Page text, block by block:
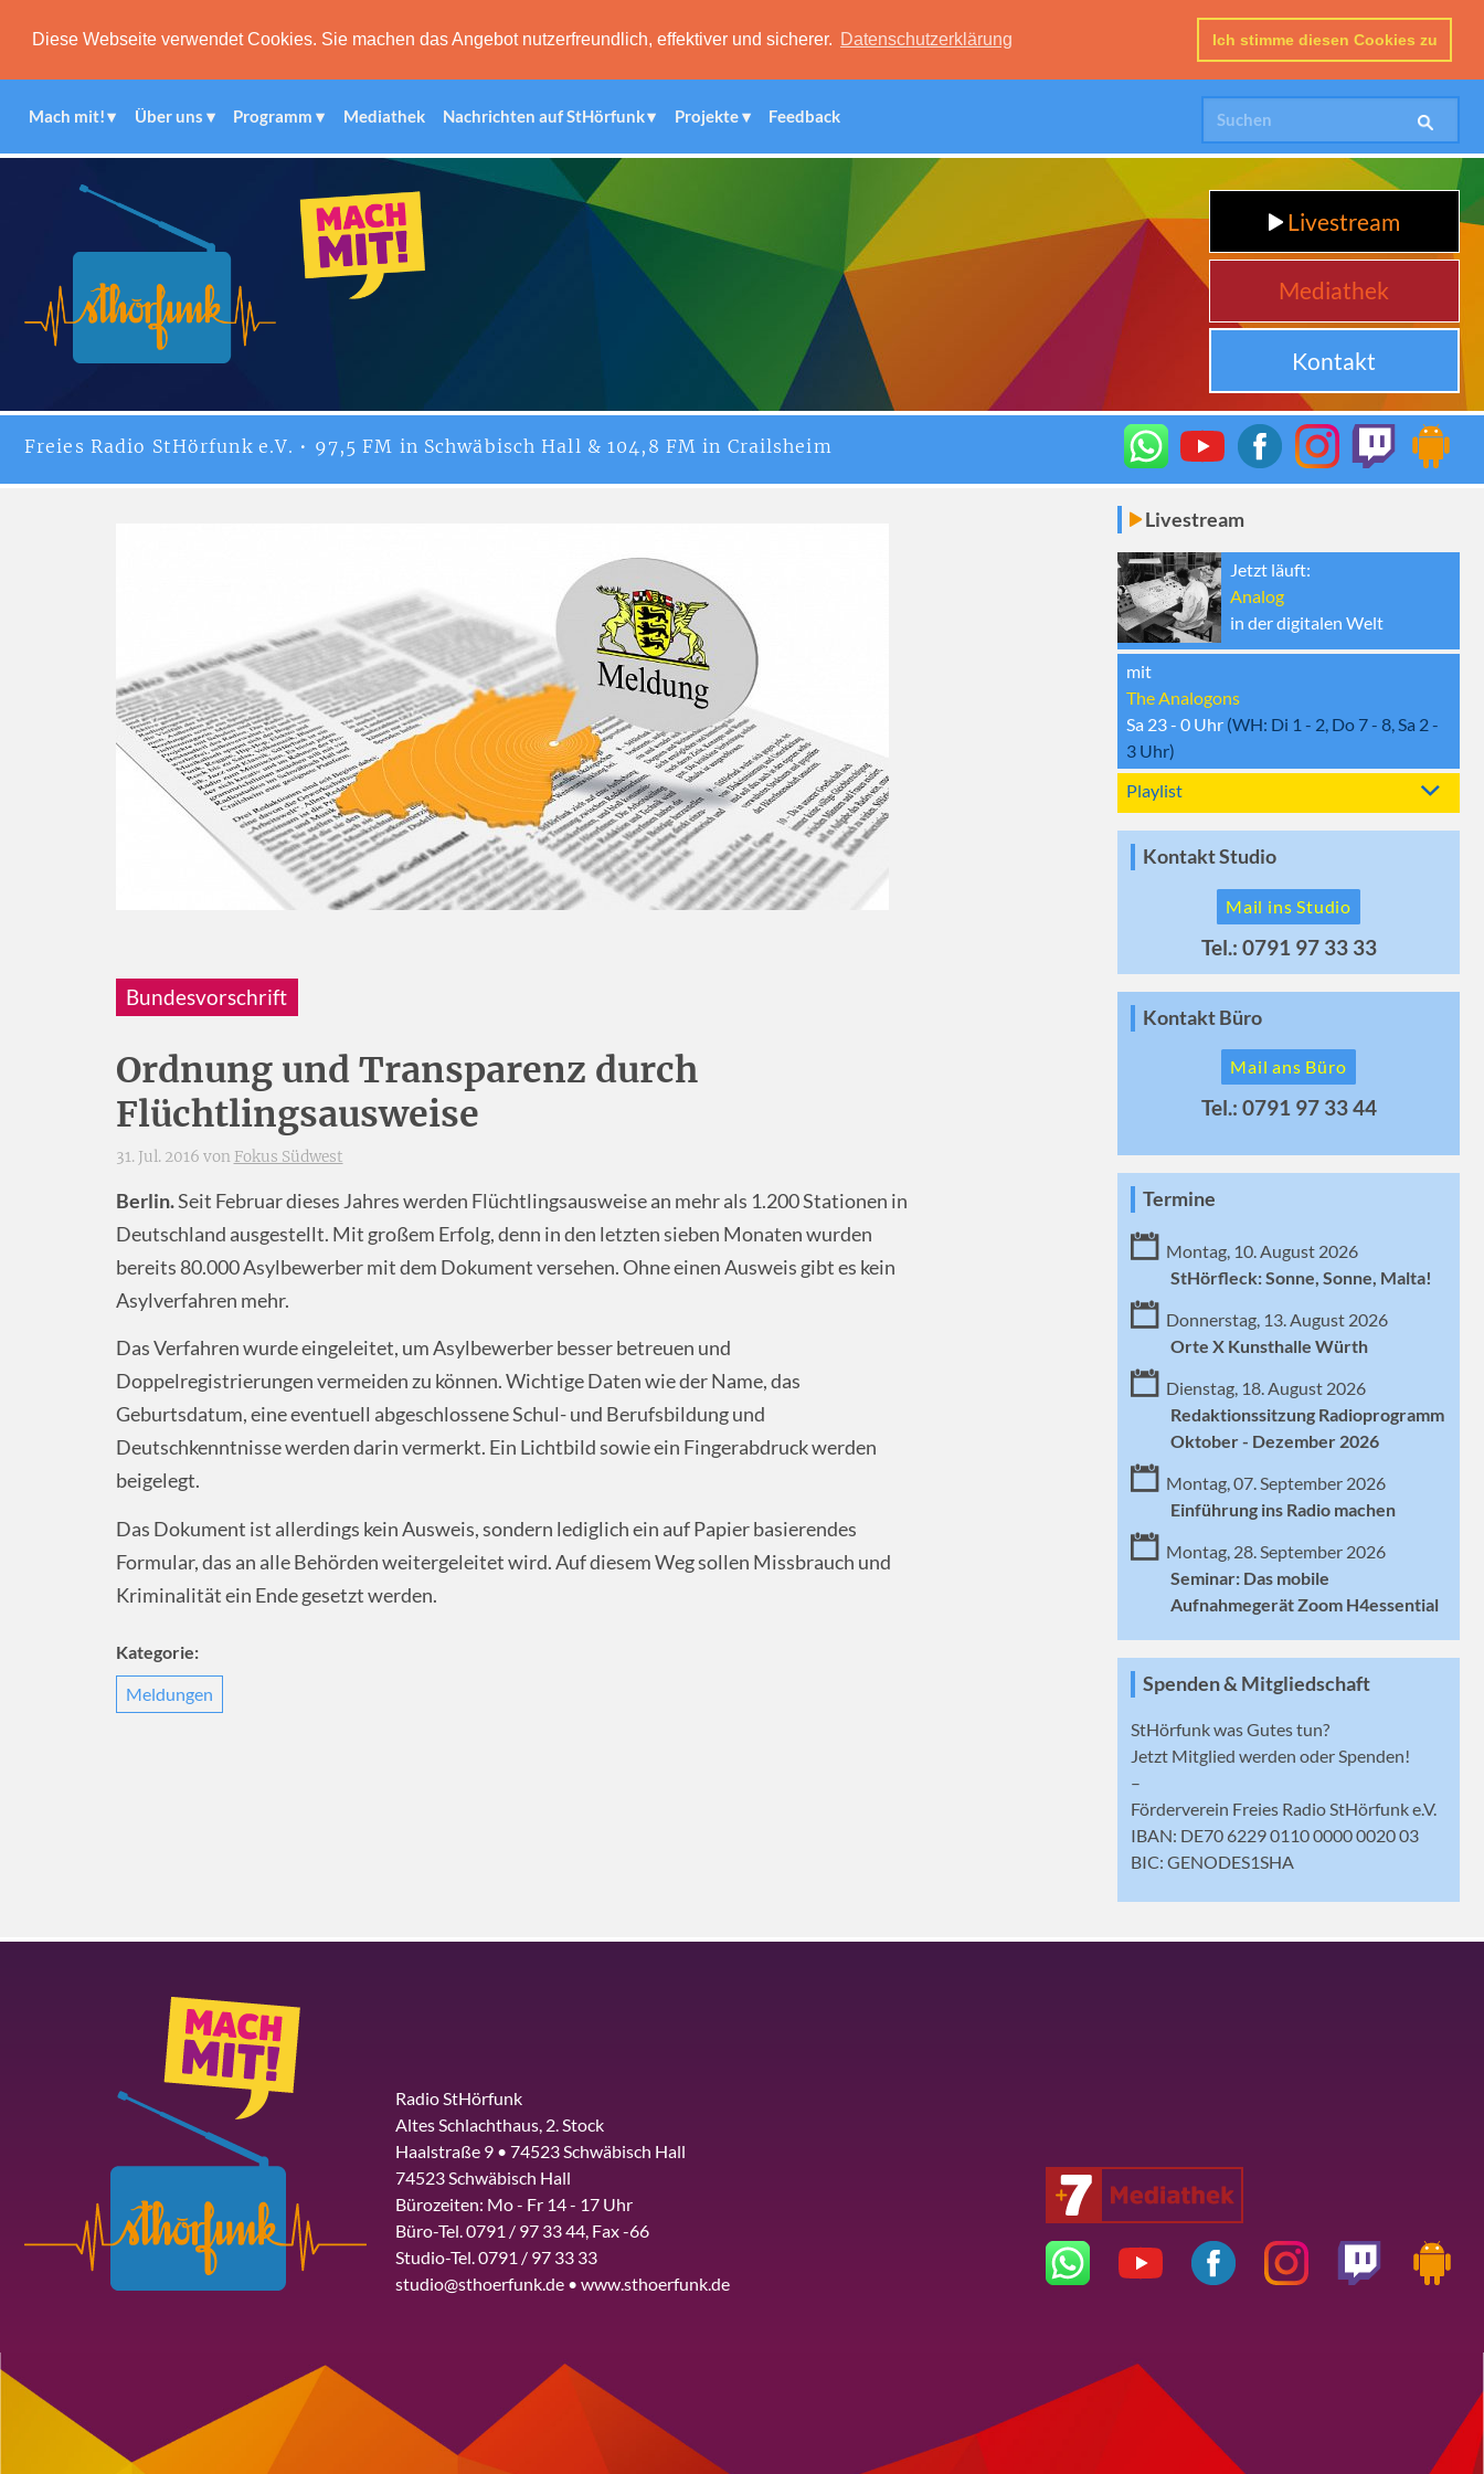
Diese Webseite verwendet Cookies. Sie machen das Angebot nutzerfreundlich, effektiver und sicherer. Datenschutzerklärung Ich stimme diesen Cookies zu
Mach mit! Über uns Programm Mediathek Nachrichten auf StHörfunk Projekte Feedback
Livestream
Mediathek
Kontakt
Freies Radio StHörfunke.V. • 97,5 FM in Schwäbisch Hall & 104,8 FM in Crailsheim
Bundesvorschrift
Ordnung und Transparenz durch
Flüchtlingsausweise
31. Jul. 2016 von Fokus Südwest
Berlin.Seit Februar dieses Jahres werden Flüchtlingsausweise an mehr als 1.200 Stationen in
Deutschland ausgestellt. Mit großem Erfolg, denn in den letzten sieben Monaten wurden
bereits 80.000 Asylbewerber mit dem Dokument versehen. Ohne einen Ausweis gibt es kein
Asylverfahren mehr.
Das Verfahren wurde eingeleitet, um Asylbewerber besser betreuen und
Doppelregistrierungen vermeiden zu können. Wichtige Daten wie der Name, das
Geburtsdatum, eine eventuell abgeschlossene Schul- und Berufsbildung und
Deutschkenntnisse werden darin vermerkt. Ein Lichtbild sowie ein Fingerabdruck werden
beigelegt.
Das Dokument ist allerdings kein Ausweis, sondern lediglich ein auf Papier basierendes
Formular, das an alle Behörden weitergeleitet wird. Auf diesem Weg sollen Missbrauch und
Kriminalität ein Ende gesetzt werden.
Kategorie:
Meldungen
Livestream
Jetzt läuft:
Analog
in der digitalen Welt
mit
The Analogons
Sa 23 - 0 Uhr (WH: Di 1 - 2, Do 7 - 8, Sa 2 -
3 Uhr)
Playlist
Kontakt Studio
Mail ins Studio
Tel.: 0791 97 33 33
Kontakt Büro
Mail ans Büro
Tel.: 0791 97 33 44
Termine
Montag, 10. August 2026
StHörfleck: Sonne, Sonne, Malta!
Donnerstag, 13. August 2026
Orte X Kunsthalle Würth
Dienstag, 18. August 2026
Redaktionssitzung Radioprogramm
Oktober - Dezember 2026
Montag, 07. September 2026
Einführung ins Radio machen
Montag, 28. September 2026
Seminar: Das mobile
Aufnahmegerät Zoom H4essential
Spenden & Mitgliedschaft
StHörfunk was Gutes tun?
Jetzt Mitglied werden oder Spenden!
–
Förderverein Freies Radio StHörfunk e.V.
IBAN: DE70 6229 0110 0000 0020 03
BIC: GENODES1SHA
Radio StHörfunk
Altes Schlachthaus, 2. Stock
Haalstraße 9 • 74523 Schwäbisch Hall
74523 Schwäbisch Hall
Bürozeiten: Mo - Fr 14 - 17 Uhr
Büro-Tel. 0791 / 97 33 44, Fax -66
Studio-Tel. 0791 / 97 33 33
studio@sthoerfunk.de • www.sthoerfunk.de